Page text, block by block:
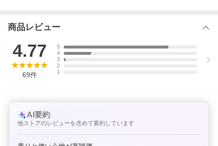
日本
松山油脂株式会社
注意事項
・肌に異常がある時、また肌に合わない時はご使用をおやめくだ
さい。
・本品は食べ物ではありません。
商品レビュー
4.77
69件
5
4
3
2
1
AI要約
他ストアのレビューを含めて要約しています